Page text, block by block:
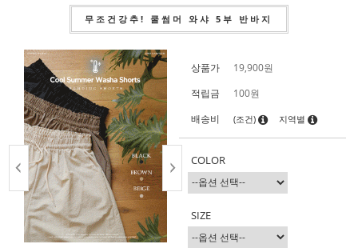
무조건강추! 쿨썸머 와샤 5부 반바지
상품가 19,900원
적립금
100원
배송비
(조건) 지역별
COLOR
SIZE